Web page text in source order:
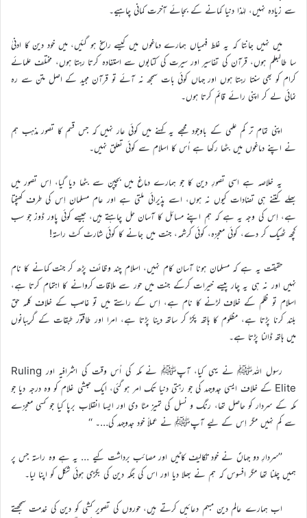
سے زیادہ نہیں، لہٰذا دنیا کمانے کے بجائے آخرت کمانی چاہیے۔
میں نہیں جانتا کہ یہ غلط فہمیاں ہمارے دماغوں میں کیسے راسخ ہو گئیں، میں خود دین کا ادنیٰ
سا طالبعلم ہوں، قرآن کی تفاسیر اور سیرت کی کتابوں سے استفادہ کرتا رہتا ہوں، مختلف علمائے
کرام کو بھی سنتا رہتا ہوں اور جہاں کوئی بات سمجھ نہ آئے تو قرآن مجید کے اصل متن سے رہ
نمائی لے کر اپنی رائے قائم کرتا ہوں۔
اپنی تمام تر کم علمی کے باوجود مجھے یہ کہنے میں کوئی عار نہیں کہ جس قسم کا تصور مذہب ہم
نے اپنے دماغوں میں بٹھا رکھا ہے اُس کا اسلام سے کوئی تعلق نہیں۔
یہ خلاصہ ہے اسی تصورِ دین کا جو ہمارے دماغ میں بچپن سے بٹھا دیا گیا، اِس تصور میں
بھلے کتنے ہی تضادات کیوں نہ ہوں، اسے پذیرائی ملتی ہے اور عام مسلمان اِس کی طرف کھنچتا
ہے، اِس کی وجہ یہ ہے کہ ہم اپنے مسائل کا آسان حل چاہتے ہیں، جیسے کوئی پاور ڈوز جو سب
کچھ ٹھیک کر دے، کوئی معجزہ، کوئی کرشمہ، جنت میں جانے کا کوئی شارٹ کٹ راستہ!
حقیقت یہ ہے کہ مسلمان ہونا آسان کام نہیں، اسلام چند وظائف پڑھ کر جنت کمانے کا نام
نہیں اور نہ ہی یہ چار پیسے خیرات کرکے جنت میں حور سے ملاقات کروانے کا اہتمام کرتا ہے،
اسلام تو ظلم کے خلاف لڑنے کا نام ہے، اِس کے راستے میں تو غاصب کے خلاف کلمہ حق
بلند کرنا پڑتا ہے، مظلوم کا ہاتھ پکڑ کر ساتھ دینا پڑتا ہے، امرا اور طاقتور طبقات کے گریبانوں
میں ہاتھ ڈالنا پڑتا ہے۔
رسول اللہﷺ نے یہی کیا، آپﷺ نے مکہ کی اُس وقت کی اشرافیہ اور Ruling
Elite کے خلاف ایسی جدوجہد کی جو رہتی دنیا تک امر ہو گئی، ایک حبشی غلام کو وہ درجہ دیا جو
مکہ کے سردار کو حاصل تھا، رنگ و نسل کی تمیز مٹا دی اور ایسا انقلاب برپا کیا جو کسی معجزے
سے کم نہیں مگر اِس کے لیے آپﷺ نے عملاً خود جدوجہد کی…۔ ‘‘
’’سردارِ دو جہاںؐ نے خود تکالیف کاٹیں اور مصائب برداشت کیے … یہ ہے وہ راستہ جس پر
ہمیں چلنا تھا مگر افسوس کہ ہم نے بھلا دیا اور اس کی جگہ دین کی بگڑی ہوئی شکل کو اپنا لیا۔
اب ہمارے عالم دین مبہم دعائیں کرتے ہیں، حوروں کی تصویر کشی کو دین کی خدمت سمجھتے